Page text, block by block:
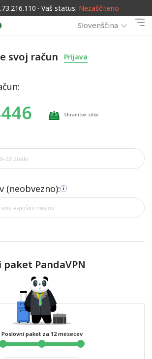
· Vaš status: Nezaščiteno
Slovenščina
svoj račun Prijava
Shrani kot sliko
(neobvezno): i
paket PandaVPN
Poslovni paket za 12 mesecev